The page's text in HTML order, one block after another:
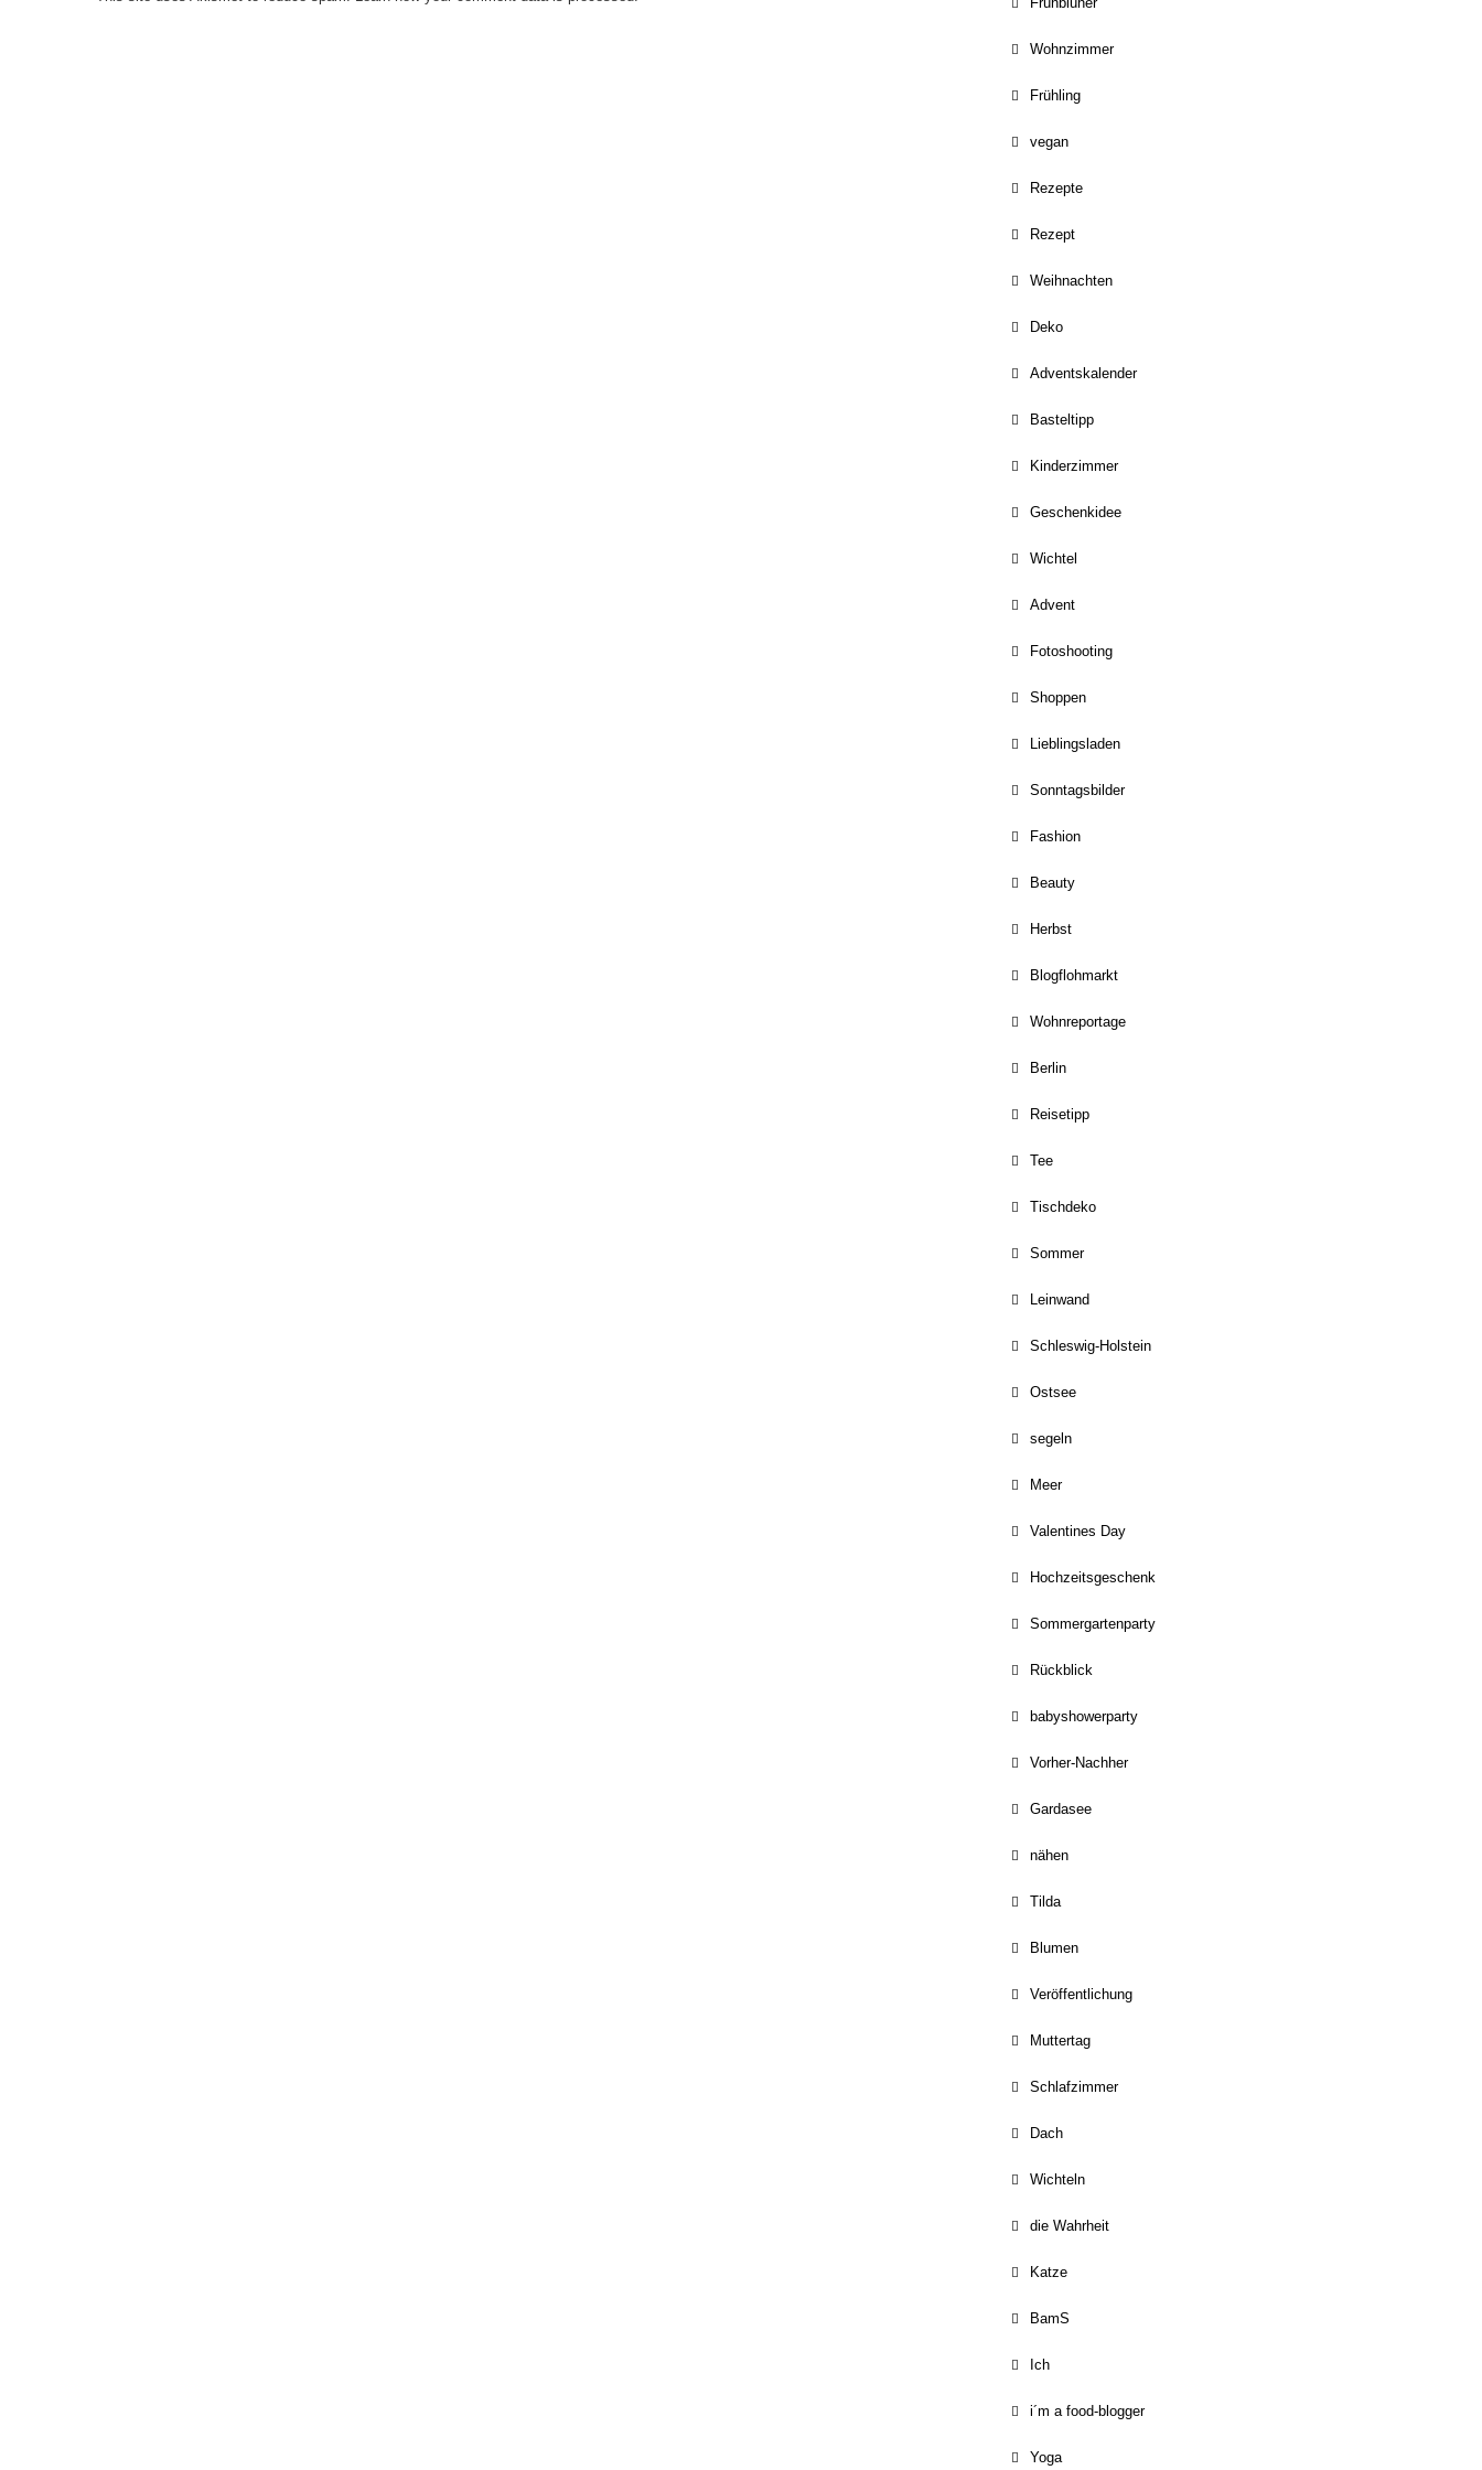
Wohnzimmer
Frühling
vegan
Rezepte
Rezept
Weihnachten
Deko
Adventskalender
Basteltipp
Kinderzimmer
Geschenkidee
Wichtel
Advent
Fotoshooting
Shoppen
Lieblingsladen
Sonntagsbilder
Fashion
Beauty
Herbst
Blogflohmarkt
Wohnreportage
Berlin
Reisetipp
Tee
Tischdeko
Sommer
Leinwand
Schleswig-Holstein
Ostsee
segeln
Meer
Valentines Day
Hochzeitsgeschenk
Sommergartenparty
Rückblick
babyshowerparty
Vorher-Nachher
Gardasee
nähen
Tilda
Blumen
Veröffentlichung
Muttertag
Schlafzimmer
Dach
Wichteln
die Wahrheit
Katze
BamS
Ich
i´m a food-blogger
Yoga